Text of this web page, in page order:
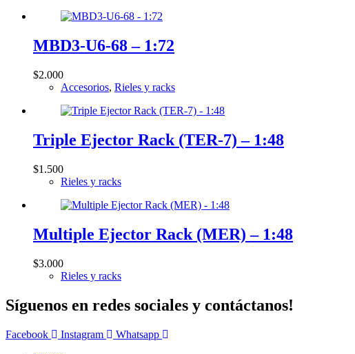
MBD3-U6-68 – 1:72
$2.000
Accesorios, Rieles y racks
Triple Ejector Rack (TER-7) – 1:48
$1.500
Rieles y racks
Multiple Ejector Rack (MER) – 1:48
$3.000
Rieles y racks
Síguenos en redes sociales y contáctanos!
Facebook Instagram
Whatsapp